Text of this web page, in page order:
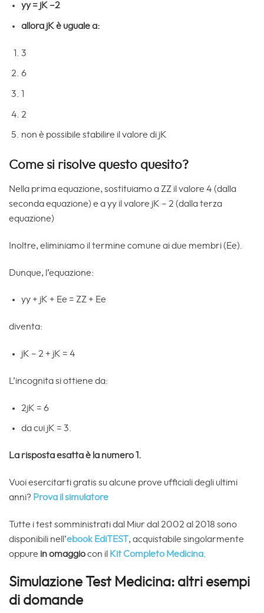
yy = jK –2
allora jK è uguale a:
3
6
1
2
non è possibile stabilire il valore di jK
Come si risolve questo quesito?
Nella prima equazione, sostituiamo a ZZ il valore 4 (dalla
seconda equazione) e a yy il valore jK – 2 (dalla terza
equazione)
Inoltre, eliminiamo il termine comune ai due membri (Ee).
Dunque, l’equazione:
yy + jK + Ee = ZZ + Ee
diventa:
jK – 2 + jK = 4
L’incognita si ottiene da:
2jK = 6
da cui jK = 3.
La risposta esatta è la numero 1.
Vuoi esercitarti gratis su alcune prove ufficiali degli ultimi
anni? Prova il simulatore
Tutte i test somministrati dal Miur dal 2002 al 2018 sono
disponibili nell’ebook EdiTEST, acquistabile singolarmente
oppure in omaggiocon il Kit Completo Medicina
Simulazione Test Medicina: altri esempi
di domande